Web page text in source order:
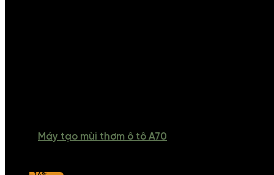
Máy tạo mùi thơm ô tô A70